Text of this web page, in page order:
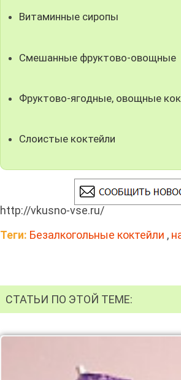
Витаминные сиропы
Смешанные фруктово-овощные
Фруктово-ягодные, овощные
Слоистые коктейли
http://vkusno-vse.ru/
Теги: Безалкогольные коктейли ,
СТАТЬИ ПО ЭТОЙ ТЕМЕ: